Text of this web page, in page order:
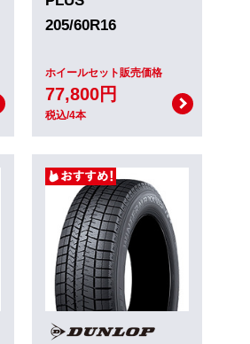
205/60R16
ホイールセット販売価格
77,800円
税込/4本